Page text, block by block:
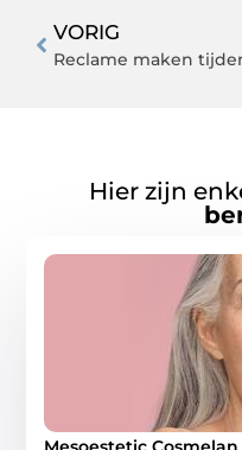
VORIG
Hier zijn